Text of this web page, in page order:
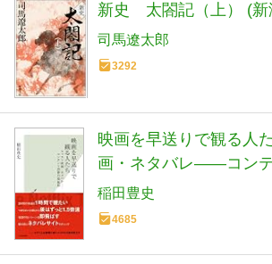
新史 太閤記（上） (新
司馬遼太郎
3292
映画を早送りで観る人
画・ネタバレ――コン
在形 (光文社新書)
稲田豊史
4685